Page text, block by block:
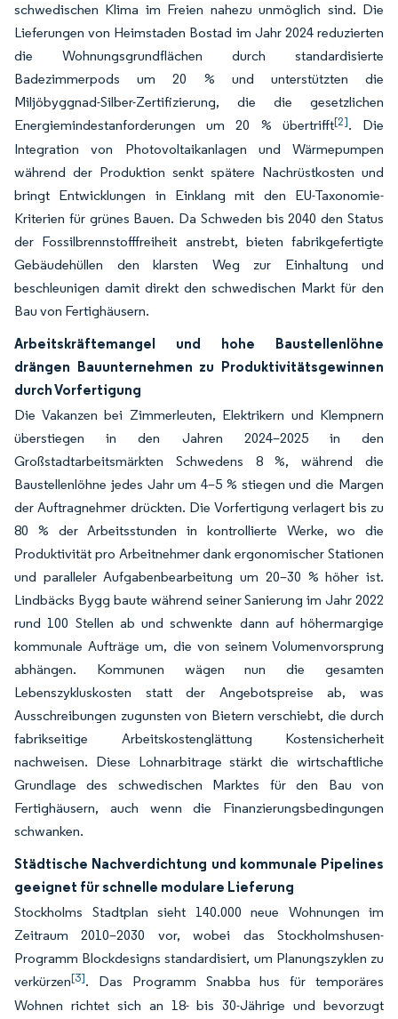
schwedischen Klima im Freien nahezu unmöglich sind. Die
Lieferungen von Heimstaden Bostad im Jahr 2024 reduzierten
die Wohnungsgrundflächen durch standardisierte
Badezimmerpods um 20 % und unterstützten die
Miljöbyggnad-Silber-Zertifizierung, die die gesetzlichen
Energiemindestanforderungen um 20 % übertrifft[2]. Die
Integration von Photovoltaikanlagen und Wärmepumpen
während der Produktion senkt spätere Nachrüstkosten und
bringt Entwicklungen in Einklang mit den EU-Taxonomie-
Kriterien für grünes Bauen. Da Schweden bis 2040 den Status
der Fossilbrennstofffreiheit anstrebt, bieten fabrikgefertigte
Gebäudehüllen den klarsten Weg zur Einhaltung und
beschleunigen damit direkt den schwedischen Markt für den
Bau von Fertighäusern.
Arbeitskräftemangel und hohe Baustellenlöhne
drängen Bauunternehmen zu Produktivitätsgewinnen
durch Vorfertigung
Die Vakanzen bei Zimmerleuten, Elektrikern und Klempnern
überstiegen in den Jahren 2024–2025 in den
Großstadtarbeitsmärkten Schwedens 8 %, während die
Baustellenlöhne jedes Jahr um 4–5 % stiegen und die Margen
der Auftragnehmer drückten. Die Vorfertigung verlagert bis zu
80 % der Arbeitsstunden in kontrollierte Werke, wo die
Produktivität pro Arbeitnehmer dank ergonomischer Stationen
und paralleler Aufgabenbearbeitung um 20–30 % höher ist.
Lindbäcks Bygg baute während seiner Sanierung im Jahr 2022
rund 100 Stellen ab und schwenkte dann auf höhermargige
kommunale Aufträge um, die von seinem Volumenvorsprung
abhängen. Kommunen wägen nun die gesamten
Lebenszykluskosten statt der Angebotspreise ab, was
Ausschreibungen zugunsten von Bietern verschiebt, die durch
fabrikseitige Arbeitskostenglättung Kostensicherheit
nachweisen. Diese Lohnarbitrage stärkt die wirtschaftliche
Grundlage des schwedischen Marktes für den Bau von
Fertighäusern, auch wenn die Finanzierungsbedingungen
schwanken.
Städtische Nachverdichtung und kommunale Pipelines
geeignet für schnelle modulare Lieferung
Stockholms Stadtplan sieht 140.000 neue Wohnungen im
Zeitraum 2010–2030 vor, wobei das Stockholmshusen-
Programm Blockdesigns standardisiert, um Planungszyklen zu
verkürzen[3]. Das Programm Snabba hus für temporäres
Wohnen richtet sich an 18- bis 30-Jährige und bevorzugt